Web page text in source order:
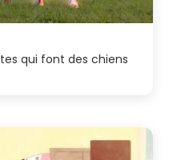
qui font des chiens